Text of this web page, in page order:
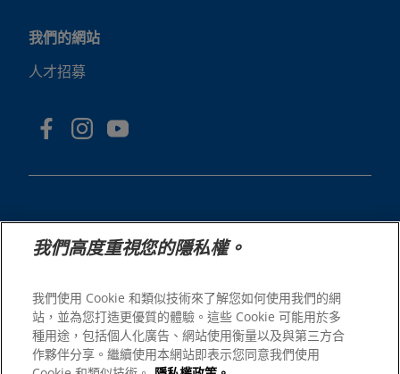
我們的網站
人才招募
本文所使用的商標僅指在美國註冊的商標；在其他地區的註
冊狀態可能有所不同。您使用本網站須遵守我們的條款。
網站條款與條件
法律聲明
我們高度重視您的隱私權。
我們使用 Cookie 和類似技術來了解您如何使用我們的網
站，並為您打造更優質的體驗。這些 Cookie 可能用於多
種用途，包括個人化廣告、網站使用衡量以及與第三方合
作夥伴分享。繼續使用本網站即表示您同意我們使用